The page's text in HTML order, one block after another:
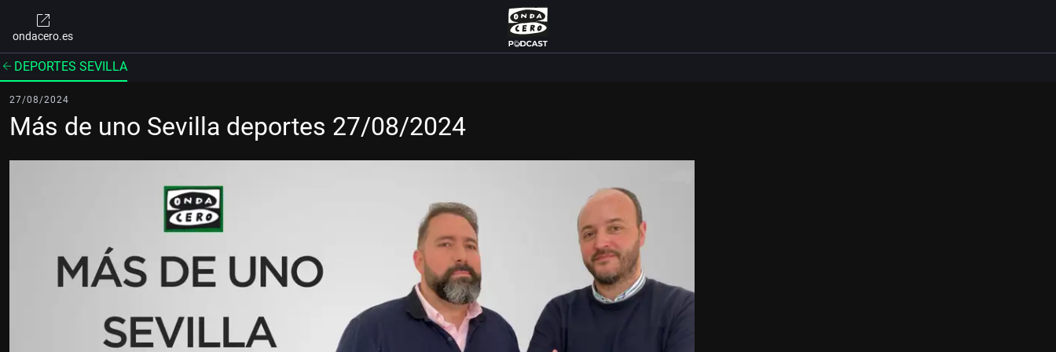
ondacero.es
DEPORTES SEVILLA
27/08/2024
Más de uno Sevilla deportes 27/08/2024